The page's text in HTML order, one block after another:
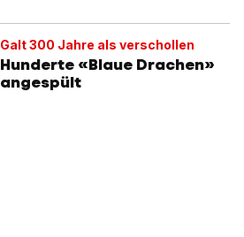
Galt 300 Jahre als verschollen
Hunderte «Blaue Drachen»
angespült